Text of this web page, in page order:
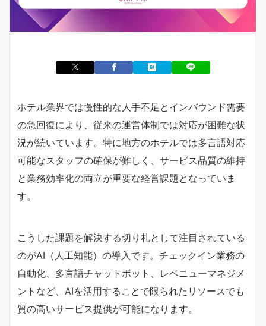
ホテル業界では慢性的な人手不足とインバウンド需要
の急回復により、従来の運営体制では対応が困難な状
況が続いています。特に地方のホテルでは多言語対応
可能なスタッフの確保が難しく、サービス品質の維持
と業務効率化の両立が重要な経営課題となっていま
す。
こうした課題を解決する切り札として注目されている
のがAI（人工知能）の導入です。チェックイン業務の
自動化、多言語チャットボット、レベニューマネジメ
ントなど、AIを活用することで限られたリソースでも
質の高いサービス提供が可能になります。